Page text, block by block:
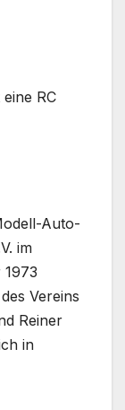
RC
Auto-
im
Vereins
Reiner
in